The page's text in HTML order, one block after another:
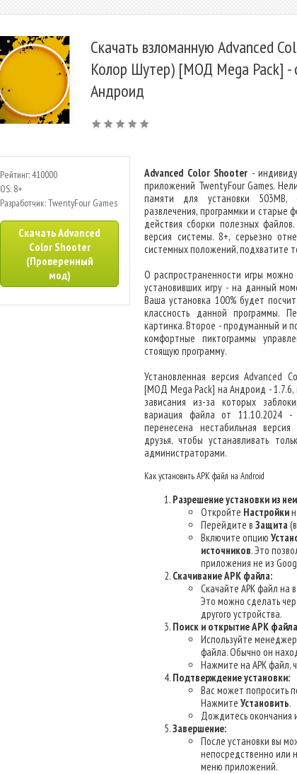
Скачать взломанную Advanced
Колор Шутер) [МОД Mega Pack] -
Андроид
Рейтинг: 410000
OS: 8+
Разработчик: TwentyFour Games
Скачать Advanced
Color Shooter
(Проверенный
мод)
Advanced Color Shooter -
приложений TwentyFour Games.
памяти для установки 503MB,
развлечения, программки и старые
действия сборки полезных
версия системы. 8+, серьезно
системных положений, подхватите
О распространенности игры можно
установивших игру - на данный
Ваша установка 100% будет
классность данной программы.
картинка. Второе - продуманный и
комфортные пиктограммы
стоящую программу.
Установленная версия Advanced
[МОД Mega Pack] на Андроид - 1.7.6,
зависания из-за которых
вариация файла от 11.10.2024 -
перенесена нестабильная
друзья, чтобы устанавливать
администраторами.
Как установить APK файл на Android
Разрешение установки из
Откройте Настройки
Перейдите в Защита
Включите опцию
источников. Это
приложения не из
Скачивание APK файла:
Скачайте APK файл на
Это можно сделать
другого устройства.
Поиск и открытие APK
Используйте
файла. Обычно он
Нажмите на APK файл,
Подтверждение установки:
Вас может попросить
Нажмите Установить.
Дождитесь окончания
Завершение:
После установки вы
непосредственно или
меню приложений.